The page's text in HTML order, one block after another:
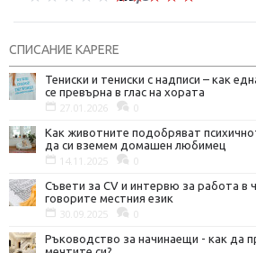
СПИСАНИЕ KAPERE
Тениски и тениски с надписи – как
се превърна в глас на хората
27.01.2026 0
Как животните подобряват
да си вземем домашен любимец
14.11.2025 0
Съвети за CV и интервю за работа в
говорите местния език
30.09.2025 0
Ръководство за начинаещи - как да